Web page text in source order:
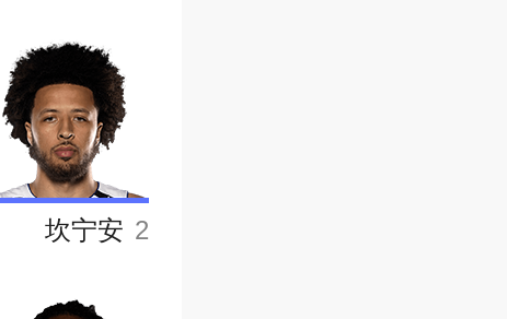
坎宁安 2